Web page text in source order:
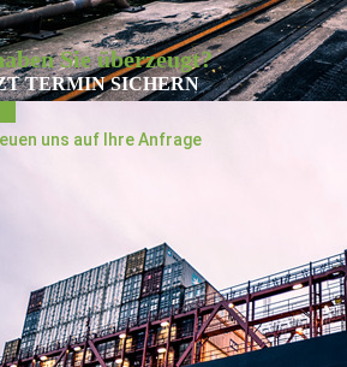
Sie überzeugt?
TERMIN SICHERN
uns auf Ihre Anfrage